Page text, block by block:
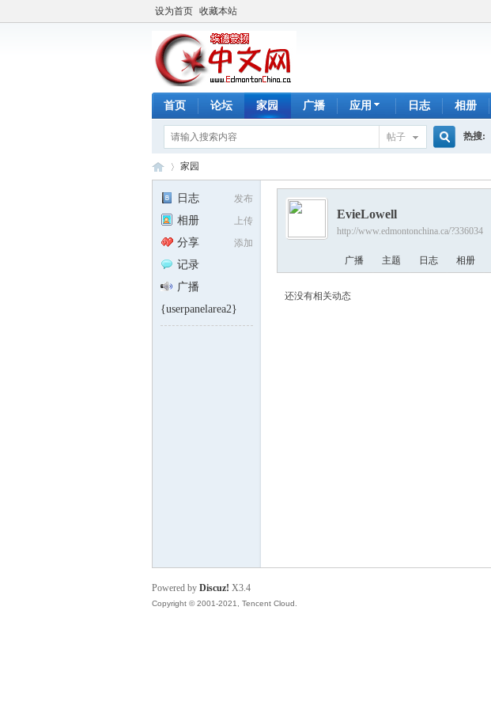
设为首页 收藏本站
首页 论坛 家园 广播 应用 日志 相册
帖子
索
热搜:
家园
发布
日志
上传
相册
添加
分享
记录
广播
{userpanelarea2}
EvieLowell
http://www.edmontonchina.ca/?336034
广播 主题 日志 相册
还没有相关动态
Powered by Discuz! X3.4
Copyright © 2001-2021, Tencent Cloud.